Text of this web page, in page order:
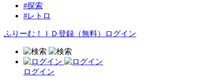
#探索
#レトロ
ふりーむ！ＩＤ登録（無料） ログイン
ログイン